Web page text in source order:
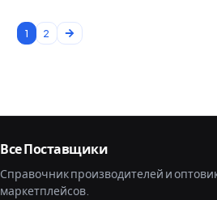
1 2
Все Поставщики
Справочник производителей и
маркетплейсов.